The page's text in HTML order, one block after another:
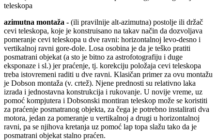
teleskopa
azimutna montaža - (ili pravilnije alt-azimutna) postolje ili držač
cevi teleskopa, koje je konstruisano na takav način da dozvoljava
pomeranje cevi teleskopa u dve ravni: horizontalnoj levo-desno i
vertikalnoj ravni gore-dole. Losa osobina je da je teško pratiti
posmatrani objekat (a sto je bitno za astrofotografiju i duge
eksponaze i sl.) jer praćenje, tj. korekciju položaja cevi teleskopa
treba istovremeni raditi u dve ravni. Klasičan primer za ovu montažu
je Dobson montaža (v. crtež). Njene prednosti su relativno laka
izrada i jednostavna konstrukcija i rukovanje. U novije vreme, uz
pomoć kompjutera i Dobsonski montiran teleskop može se koristiti
za praćenje posmatranog objekta, za čega je potrebno instalirati dva
motora, jedan za pomeranje u vertikalnoj a drugi u horizontalnoj
ravni, pa se njihova kretanja uz pomoć lap topa slažu tako da je
posmatrani objekat stalno praćen.